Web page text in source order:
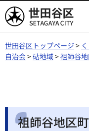
世田谷区
世田谷区トップページ >
自治会>砧地域>祖師谷
祖師谷地区